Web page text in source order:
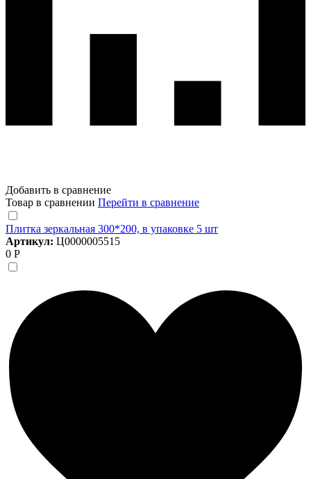
Добавить в сравнение
Товар в сравнении Перейти в сравнение
Плитка зеркальная 300*200, в упаковке 5 шт
Артикул: Ц0000005515
0 Р